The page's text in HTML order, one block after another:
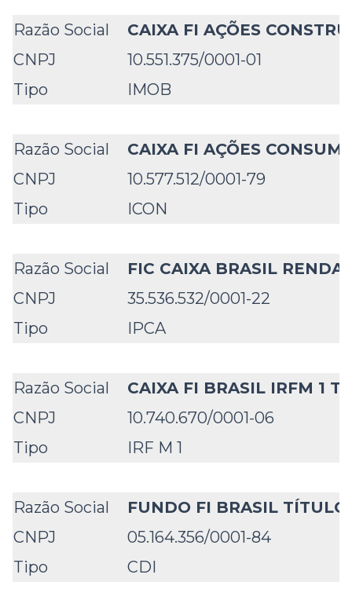
Razão Social
CAIXA FI AÇÕES
CNPJ
10.551.375/0001-01
Tipo
IMOB
Razão Social
CAIXA FI AÇÕES
CNPJ
10.577.512/0001-79
Tipo
ICON
Razão Social
FIC CAIXA BRASIL RENDA
CNPJ
35.536.532/0001-22
Tipo
IPCA
Razão Social
CAIXA FI BRASIL IRFM 1
CNPJ
10.740.670/0001-06
Tipo
IRF M 1
Razão Social
FUNDO FI BRASIL
CNPJ
05.164.356/0001-84
Tipo
CDI